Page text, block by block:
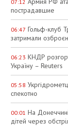
07:12
пострадавшие
06:47 Гольф-клуб
затримали
06:23 КНДР
Україну – Reuters
05:58
спекотно
00:01 На
дітей через